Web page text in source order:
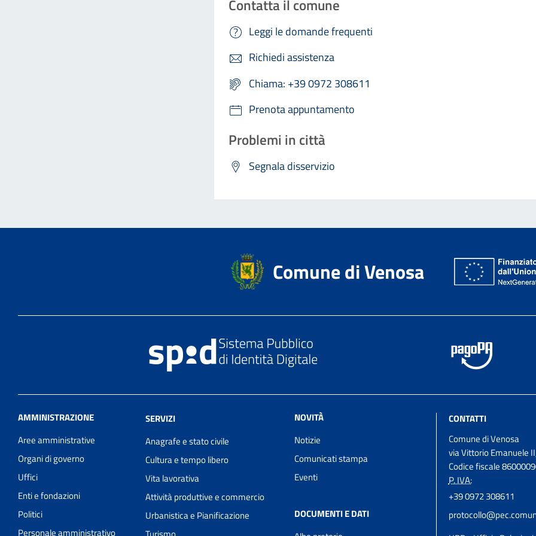
Contatta il comune
Leggi le domande frequenti
Richiedi assistenza
Chiama: +39 0972 308611
Prenota appuntamento
Problemi in città
Segnala disservizio
Comune di Venosa
AMMINISTRAZIONE
Aree amministrative
Organi di governo
Uffici
Enti e fondazioni
Politici
Personale amministrativo
SERVIZI
Anagrafe e stato civile
Cultura e tempo libero
Vita lavorativa
Attività produttive e commercio
Urbanistica e Pianificazione
NOVITÀ
Notizie
Comunicati stampa
Eventi
DOCUMENTI E DATI
CONTATTI
Comune di Venosa
via Vittorio Emanuele
Codice fiscale
P. IVA:
+39 0972 308611